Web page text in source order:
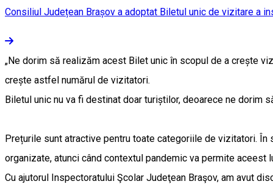
Consiliul Județean Brașov a adoptat Biletul unic de vizitare a
„Ne dorim să realizăm acest Bilet unic în scopul de a crește
crește astfel numărul de vizitatori.
Biletul unic nu va fi destinat doar turiștilor, deoarece ne dorim
Prețurile sunt atractive pentru toate categoriile de vizitatori.
organizate, atunci când contextul pandemic va permite aceest
Cu ajutorul Inspectoratului Şcolar Judeţean Braşov, am avut